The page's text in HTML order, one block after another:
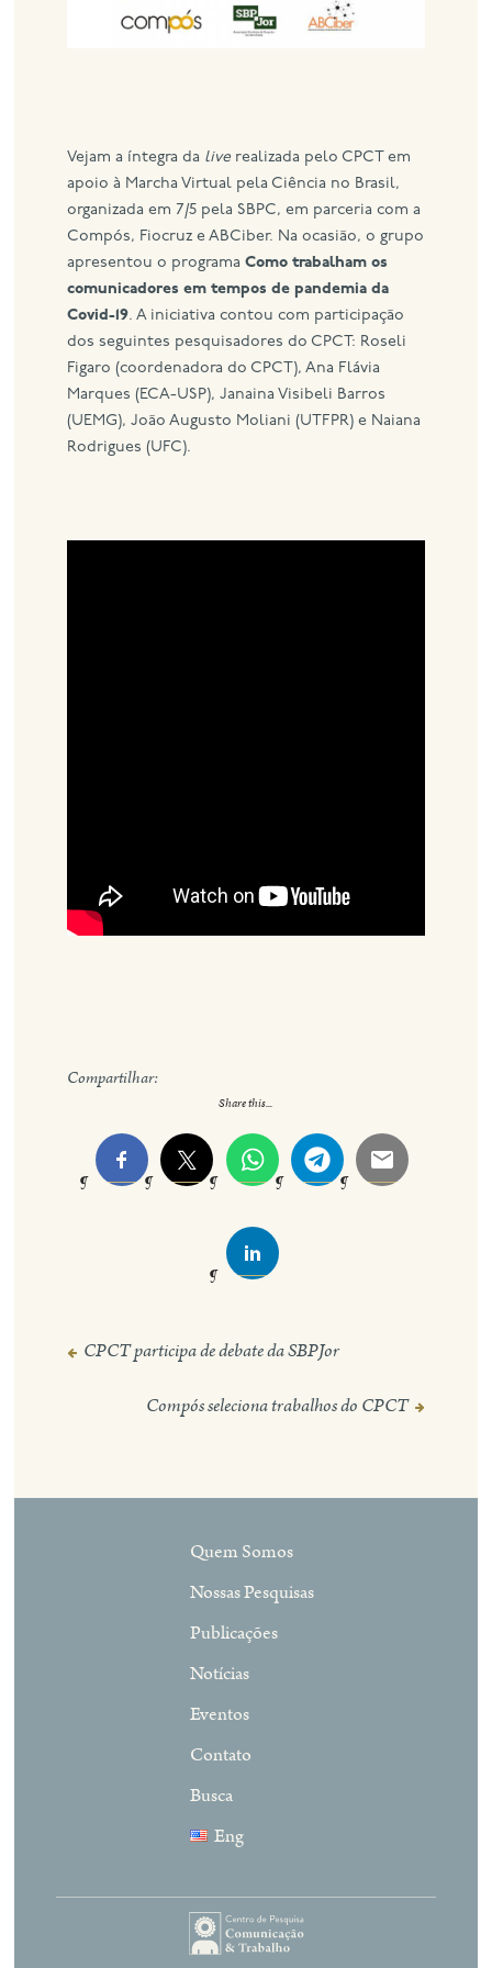
Vejam a íntegra da liverealizada pelo CPCT em
apoio à Marcha Virtual pela Ciência no Brasil,
organizada em 7/5 pela SBPC, em parceria com a
Compós, Fiocruz e ABCiber. Na ocasião, o grupo
apresentou o programaComo trabalham os
comunicadores em tempos de pandemia da
Covid-19. A iniciativa contou com participação
dos seguintes pesquisadores do CPCT: Roseli
Figaro (coordenadora do CPCT), Ana Flávia
Marques (ECA-USP), Janaina Visibeli Barros
(UEMG), João Augusto Moliani (UTFPR) e Naiana
Rodrigues (UFC).
Compartilhar:
Share this...
Navegação
CPCT participa de debate da SBPJor
Compós seleciona trabalhos do CPCT
Quem Somos
Nossas Pesquisas
Publicações
Notícias
Eventos
Contato
Busca
Eng